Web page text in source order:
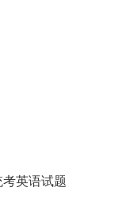
英语试题